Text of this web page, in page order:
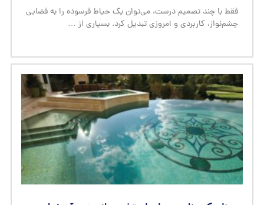
موزاییک مناسب برای استخر روباز و دور آب‌نما
اگر قرار باشد فقط یک عامل را در ماندگاری و ایمنی فضای استخر
انتخاب کنید، آن عامل بدون تردید انتخاب …